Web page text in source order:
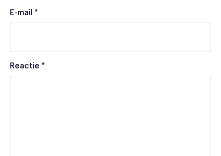
E-mail *
Reactie *